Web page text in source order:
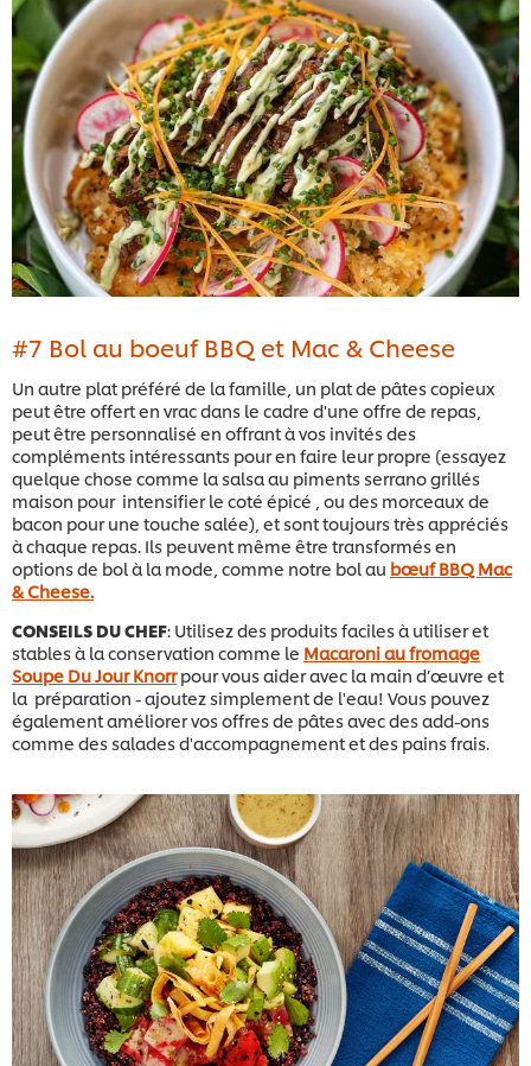
#7 Bol au boeuf BBQ et Mac & Cheese
Un autre plat préféré de la famille, un plat de pâtes copieux
peut être offert en vrac dans le cadre d'une offre de repas,
peut être personnalisé en offrant à vos invités des
compléments intéressants pour en faire leur propre (essayez
quelque chose comme la salsa au piments serrano grillés
maison pour intensifier le coté épicé , ou des morceaux de
bacon pour une touche salée), et sont toujours très appréciés
à chaque repas. Ils peuvent même être transformés en
options de bol à la mode, comme notre bol au bœuf BBQ Mac
& Cheese.
CONSEILS DU CHEF: Utilisez des produits faciles à utiliser et
stables à la conservation comme le Macaroni au fromage
Soupe Du Jour Knorrpour vous aider avec la main d’œuvre et
la préparation - ajoutez simplement de l'eau! Vous pouvez
également améliorer vos offres de pâtes avec des add-ons
comme des salades d'accompagnement et des pains frais.